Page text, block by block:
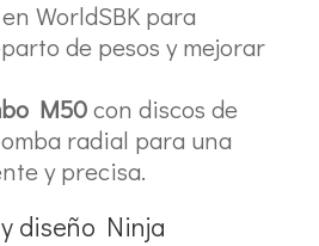
WorldSBK para
de pesos y mejorar
M50con discos de
radial para una
y precisa.
diseño Ninja